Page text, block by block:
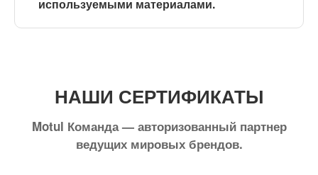
используемыми материалами.
НАШИ СЕРТИФИКАТЫ
Motul Команда — авторизованный партнер
ведущих мировых брендов.